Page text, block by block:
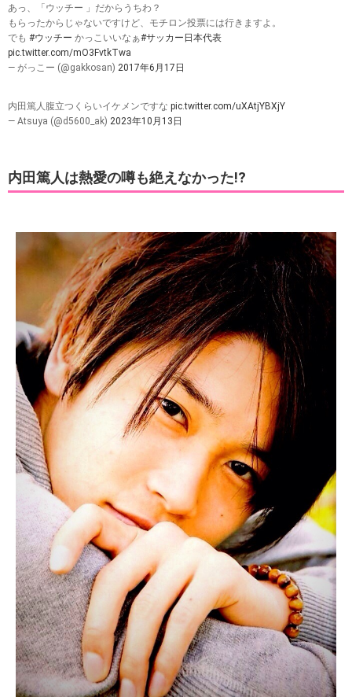
あっ、「ウッチー 」だからうちわ？
もらったからじゃないですけど、モチロン投票には行きますよ。
でも #ウッチー かっこいいなぁ#サッカー日本代表
pic.twitter.com/mO3FvtkTwa
— がっこー (@gakkosan) 2017年6月17日
内田篤人腹立つくらいイケメンですな pic.twitter.com/uXAtjYBXjY
— Atsuya (@d5600_ak) 2023年10月13日
内田篤人は熱愛の噂も絶えなかった!?